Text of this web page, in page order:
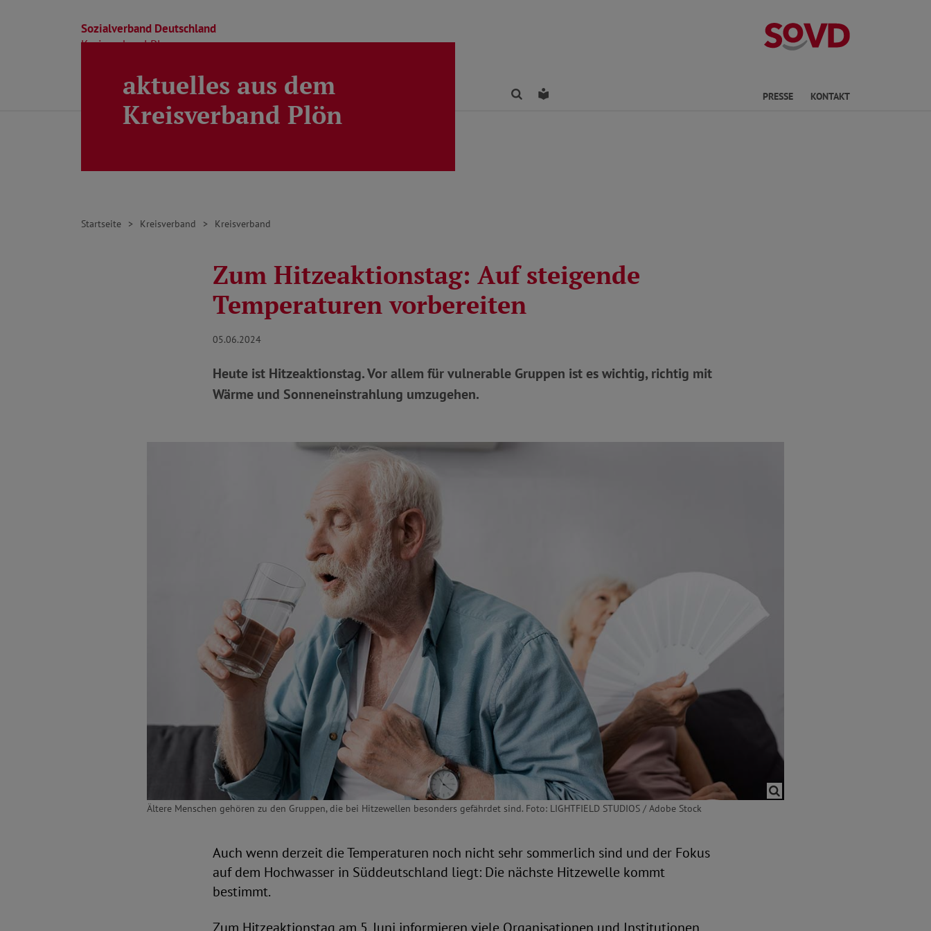
Sozialverband Deutschland
Kreisverband Ploen
Kreisverband
Direkt zu den Inhalten springen
Beratung Ortsverbände Kreisverband FindenLeichte Sprache PRESSE KONTAKT
aktuelles aus dem
Kreisverband Plön
Startseite Kreisverband Kreisverband
Zum Hitzeaktionstag: Auf steigende
Temperaturen vorbereiten
05.06.2024
Heute ist Hitzeaktionstag. Vor allem für vulnerable Gruppen ist es wichtig, richtig mit
Wärme und Sonneneinstrahlung umzugehen.
Ältere Menschen gehören zu den Gruppen, die bei Hitzewellen besonders gefährdet sind. Foto: LIGHTFIELD STUDIOS / Adobe Stock
Auch wenn derzeit die Temperaturen noch nicht sehr sommerlich sind und der Fokus
auf dem Hochwasser in Süddeutschland liegt: Die nächste Hitzewelle kommt
bestimmt.